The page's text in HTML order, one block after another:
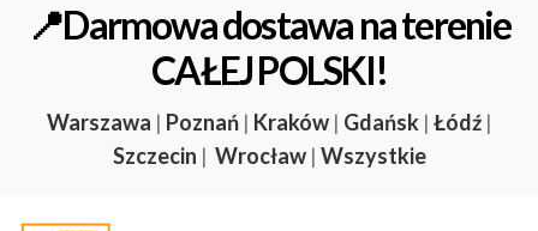
📍Darmowa dostawa na terenie
CAŁEJ POLSKI!
Warszawa | Poznań | Kraków | Gdańsk | Łódź |
Szczecin | Wrocław | Wszystkie